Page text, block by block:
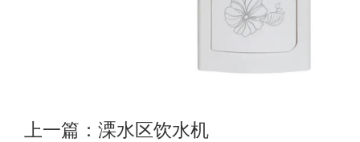
上一篇： 溧水区饮水机